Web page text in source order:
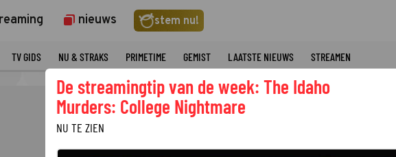
nieuws stem nu!
TV GIDS NU & STRAKS PRIMETIME GEMIST LAATSTE NIEUWS STREAMEN
De streamingtip van de week: The Idaho
Murders: College Nightmare
NU TE ZIEN